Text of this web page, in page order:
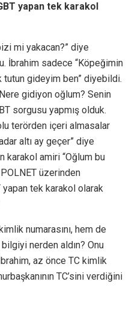
yapan tek karakol
mi yakacan?​” diye
İbrahim sadece “Köpeğimin
gideyim ben” diyebildi.
gidiyon oğlum? Senin
sorgusu yapmış olduk.
terörden içeri almasalar
altı ay geçer” diye
karakol amiri “Oğlum bu
üzerinden
yapan tek karakol olarak
numarasını, hem de
nerden aldın? Onu
az önce TC kimlik
TC’sini verdiğini